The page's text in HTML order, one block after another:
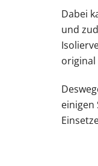
Dabei
und
original
einigen